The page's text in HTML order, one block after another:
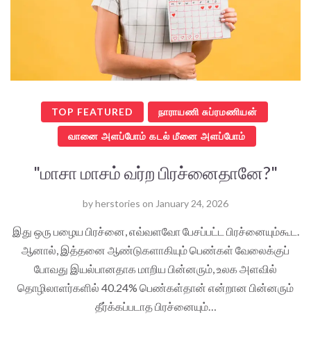
TOP FEATURED நாராயணி சுப்ரமணியன்
வானை அளப்போம் கடல் மீனை அளப்போம்
"மாசா மாசம் வர்ற பிரச்னைதானே?"
byherstories on January 24, 2026
இது ஒரு பழைய பிரச்னை, எவ்வளவோ பேசப்பட்ட பிரச்னையும்கூட.
ஆனால், இத்தனை ஆண்டுகளாகியும் பெண்கள் வேலைக்குப்
போவது இயல்பானதாக மாறிய பின்னரும், உலக அளவில்
தொழிலாளர்களில் 40.24% பெண்கள்தான் என்றான பின்னரும்
தீர்க்கப்படாத பிரச்னையும்…